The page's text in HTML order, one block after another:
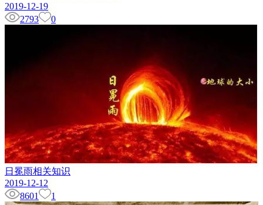
2019-12-19
2793
0
日冕雨相关知识
2019-12-12
8601
1